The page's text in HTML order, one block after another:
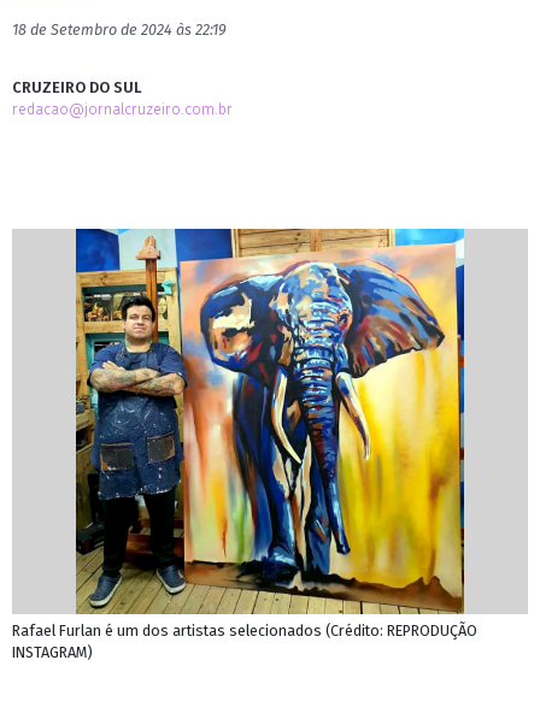
18 de Setembro de 2024 às 22:19
CRUZEIRO DO SUL
redacao@jornalcruzeiro.com.br
Rafael Furlan é um dos artistas selecionados (Crédito: REPRODUÇÃO
INSTAGRAM)